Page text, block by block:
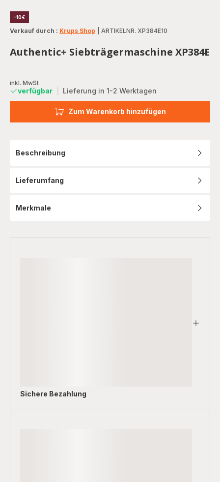
-10€
Verkauf durch : Krups Shop ARTIKELNR. XP384E10
Authentic+ Siebträgermaschine XP384E
inkl. MwSt
verfügbar Lieferung in 1-2 Werktagen
Zum Warenkorb hinzufügen
Beschreibung
Lieferumfang
Merkmale
Sichere Bezahlung